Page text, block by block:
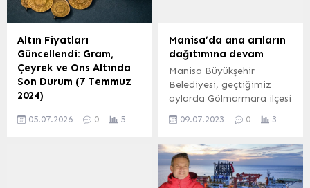
ekonomik ilişkilerin
güçlendirilmesi konusunda
kararlılığını vurguladı.
ANKARA (İGFA) – Ticaret
Bakanı Prof. Dr. Ömer
Bolat, Bağdat Türk İhraç
Ürünleri Fuarı, Türkiye–
Irak...
kutladı. KAYSERİ (İGFA) –
Kayseri Melikgazi
Belediyesi İnecik
Tesislerinde çalışan Çevre
Koruma, Veterinerlik, Sıfır
Atık, Ulaşım ve Makine
İkmal çalışanları...
Altın Fiyatları
Güncellendi: Gram,
Çeyrek ve Ons Altında
Son Durum (7 Temmuz
2024)
bilgilere göre, 7 Temmuz
05.07.2026 0 5
Manisa’da ana arıların
dağıtımına devam
Manisa Büyükşehir
Belediyesi, geçtiğimiz
aylarda Gölmarmara ilçesi
hizmete alınan Arıcılık
Merkezi’nin kendi üretimi
olan ana arılar, üreticilerle
buluşmaya devam ediyor.
09.07.2023 0 3